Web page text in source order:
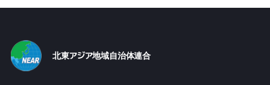
北東アジア地域自治体連合